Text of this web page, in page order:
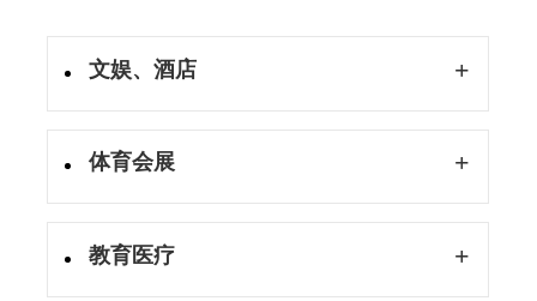
文娱、酒店 +
体育会展 +
教育医疗 +